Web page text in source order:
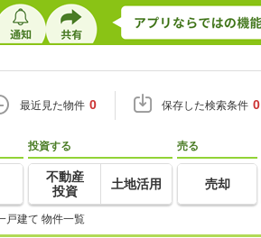
最近見た物件 0 保存した検索条件 0
投資する
不動産
投資
土地活用
売る
売却
戸建て 物件一覧